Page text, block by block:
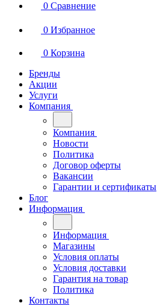
0 Сравнение
0 Избранное
0 Корзина
Бренды
Акции
Услуги
Компания
Компания
Новости
Политика
Договор оферты
Вакансии
Гарантии и сертификаты
Блог
Информация
Информация
Магазины
Условия оплаты
Условия доставки
Гарантия на товар
Политика
Контакты